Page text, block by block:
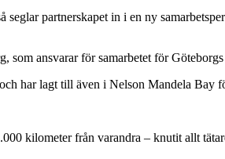
partnerskapet in i en ny
som ansvarar för samarbetet för
har lagt till även i Nelson Mandela Bay
kilometer från varandra – knutit allt